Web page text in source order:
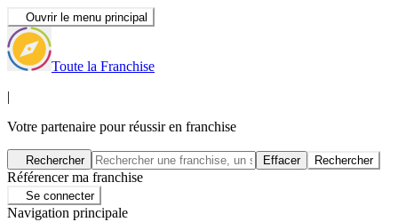
Ouvrir le menu principal
Toute la Franchise
|
Votre partenaire pour réussir en franchise
Rechercher Effacer Rechercher
Référencer ma franchise
Se connecter
Navigation principale